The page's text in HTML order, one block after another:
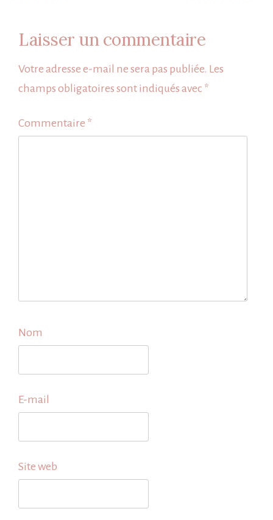
Laisser un commentaire
Votre adresse e-mail ne sera pas publiée. Les
champs obligatoires sont indiqués avec *
Commentaire *
Nom
E-mail
Site web